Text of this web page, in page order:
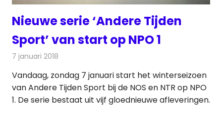
Nieuwe serie ‘Andere Tijden
Sport’ van start op NPO 1
7 januari 2018
Vandaag, zondag 7 januari start het winterseizoen
van Andere Tijden Sport bij de NOS en NTR op NPO
1. De serie bestaat uit vijf gloednieuwe afleveringen.